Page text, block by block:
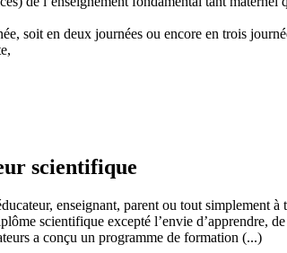
soit en deux journées ou encore en trois
scientifique
enseignant, parent ou tout simplement
scientifique excepté l’envie d’apprendre,
a conçu un programme de formation (...)